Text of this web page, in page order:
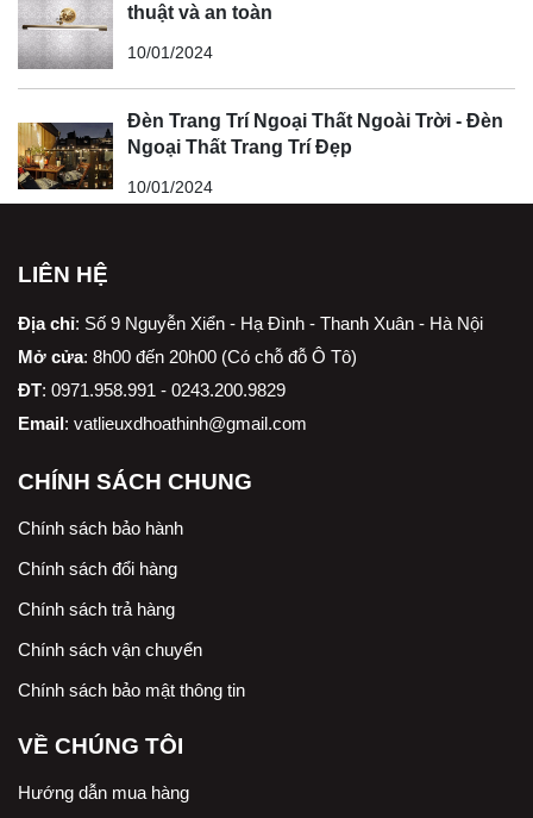
thuật và an toàn
10/01/2024
Đèn Trang Trí Ngoại Thất Ngoài Trời - Đèn
Ngoại Thất Trang Trí Đẹp
10/01/2024
LIÊN HỆ
Địa chỉ: Số 9 Nguyễn Xiển - Hạ Đình - Thanh Xuân - Hà Nội
Mở cửa: 8h00 đến 20h00 (Có chỗ đỗ Ô Tô)
ĐT: 0971.958.991 - 0243.200.9829
Email: vatlieuxdhoathinh@gmail.com
CHÍNH SÁCH CHUNG
Chính sách bảo hành
Chính sách đổi hàng
Chính sách trả hàng
Chính sách vận chuyển
Chính sách bảo mật thông tin
VỀ CHÚNG TÔI
Hướng dẫn mua hàng